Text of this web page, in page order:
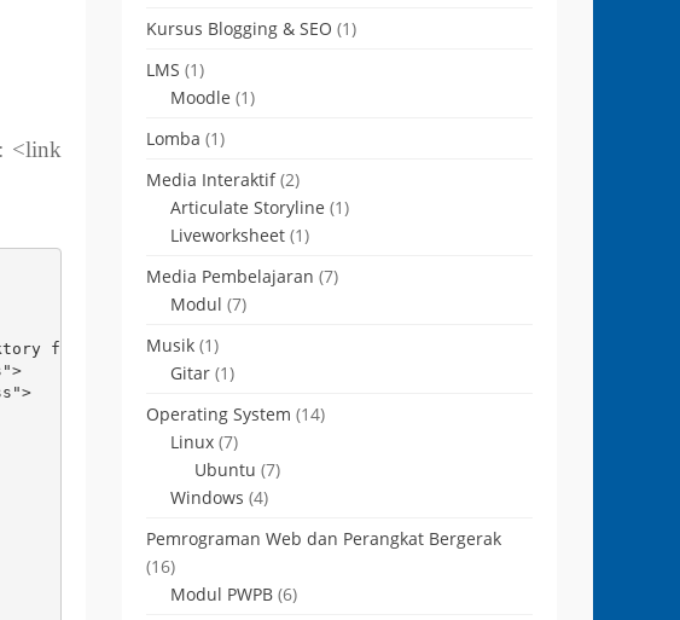
<link
file masing-masing -->
Kursus Blogging & SEO (1)
LMS (1)
Moodle (1)
Lomba (1)
Media Interaktif(2)
Articulate Storyline (1)
Liveworksheet (1)
Media Pembelajaran (7)
Modul (7)
Musik (1)
Gitar (1)
Operating System (14)
Linux (7)
Ubuntu (7)
Windows (4)
Pemrograman Web dan Perangkat Bergerak
(16)
Modul PWPB (6)